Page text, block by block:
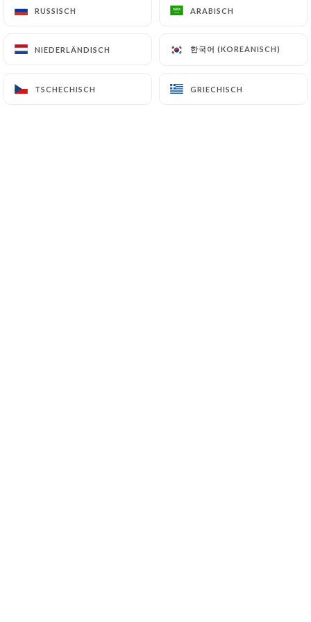
RUSSISCH ARABISCH
NIEDERLÄNDISCH 한국어 (KOREANISCH)
TSCHECHISCH GRIECHISCH
RUSSISCH ARABISCH
NIEDERLÄNDISCH 한국어 (KOREANISCH)
TSCHECHISCH GRIECHISCH